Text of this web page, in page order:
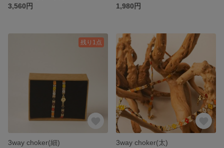
3,560円
1,980円
残り1点
3way choker(細)
3way choker(太)